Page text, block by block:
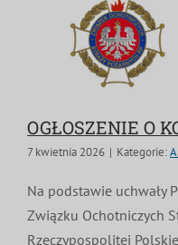
OGŁOSZENIE O
7 kwietnia 2026 | Kategorie:
Na podstawie uchwały
Związku Ochotniczych
Rzeczypospolitej